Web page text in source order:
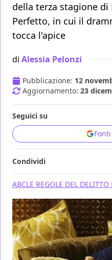
della terza stagione di
Perfetto, in cui il
tocca l'apice
di Alessia Pelonzi
Pubblicazione: 12
Aggiornamento: 23
Seguici su
Condividi
ABCLE REGOLE DEL DELITTO